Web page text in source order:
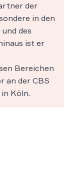
der
in den
des
ist er
Bereichen
an der CBS
Köln.